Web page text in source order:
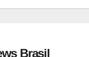
Brasil